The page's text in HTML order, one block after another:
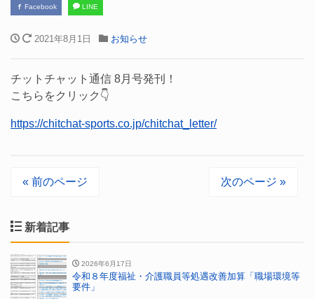
Facebook LINE
2021年8月1日 お知らせ
チットチャット通信 8月号発刊！
こちらをクリック👇
https://chitchat-sports.co.jp/chitchat_letter/
« 前のページ 次のページ »
新着記事
2026年6月17日
令和８年度福祉・介護職員等処遇改善加算「職場環境等
要件」